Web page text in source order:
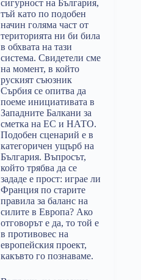
сигурност на България,
тъй като по подобен
начин голяма част от
територията ни би била
в обхвата на тази
система. Свидетели сме
на момент, в който
руският съюзник
Сърбия се опитва да
поеме инициативата в
Западните Балкани за
сметка на ЕС и НАТО.
Подобен сценарий е в
категоричен ущърб на
България. Въпросът,
който трябва да се
зададе е прост: играе ли
Франция по старите
правила за баланс на
силите в Европа? Ако
отговорът е да, то той е
в противовес на
европейския проект,
какъвто го познаваме.